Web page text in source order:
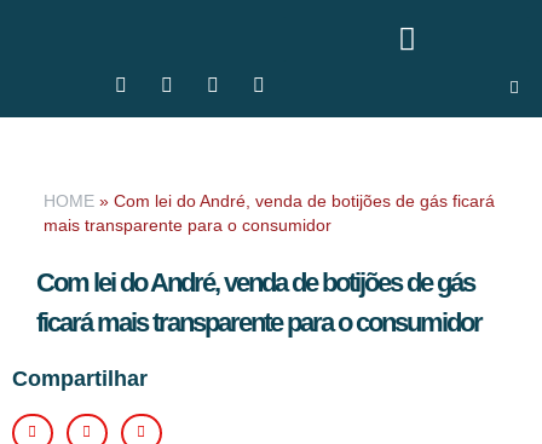
HOME » Com lei do André, venda de botijões de gás ficará
mais transparente para o consumidor
Com lei do André, venda de botijões de gás
ficará mais transparente para o consumidor
Compartilhar